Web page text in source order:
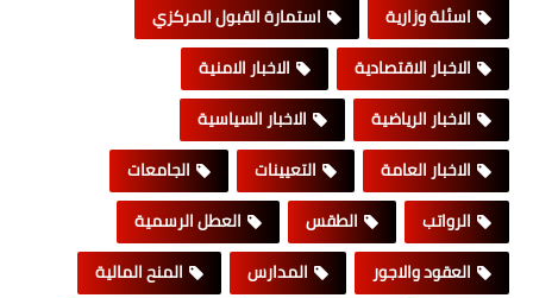
اسئلة وزارية
استمارة القبول المركزي
الاخبار الاقتصادية
الاخبار الامنية
الاخبار الرياضية
الاخبار السياسية
الاخبار العامة
التعيينات
الجامعات
الرواتب
الطقس
العطل الرسمية
العقود والاجور
المدارس
المنح المالية